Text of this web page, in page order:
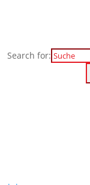
Search for: